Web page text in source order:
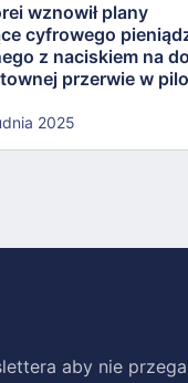
wznowił plany
cyfrowego
z naciskiem na
przerwie w
2025
aby nie